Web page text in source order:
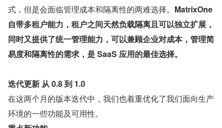
式，但是会面临管理成本和隔离性的两难选择。 MatrixOne
自带多租户能力，租户之间天然负载隔离且可以独立扩展，
同时又提供了统一管理能力，可以兼顾企业对成本，管理简
易度和隔离性的需求，是 SaaS 应用的最佳选择。
迭代更新 从 0.8 到 1.0
在这两个月的版本迭代中，我们也着重优化了我们面向生产
环境的一些功能及可用性。